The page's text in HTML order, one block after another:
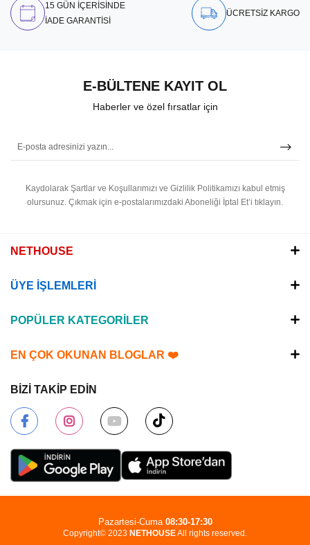
15 GÜN İÇERİSİNDE
İADE GARANTİSİ
ÜCRETSİZ KARGO
E-BÜLTENE KAYIT OL
Haberler ve özel fırsatlar için
Kaydolarak Şartlar ve Koşullarımızı ve Gizlilik Politikamızı kabul etmiş
olursunuz. Çıkmak için e-postalarımızdaki Aboneliği İptal Et’i tıklayın.
NETHOUSE
ÜYE İŞLEMLERİ
POPÜLER KATEGORİLER
EN ÇOK OKUNAN BLOGLAR ❤️
BİZİ TAKİP EDİN
Copyright© 2023 NETHOUSEAll rights reserved.
Pazartesi-Cuma 08:30-17:30